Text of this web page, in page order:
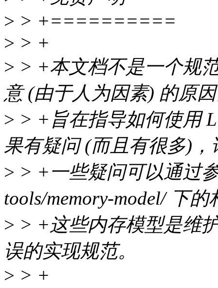
> > +==========
> > +
> > +本文档不是一个规
意 (由于人为因素) 的原
> > +旨在指导如何使用
果有疑问 (而且有很多)
> > +一些疑问可以通过
tools/memory-model/ 下
> > +这些内存模型是维
误的实现规范。
> > +